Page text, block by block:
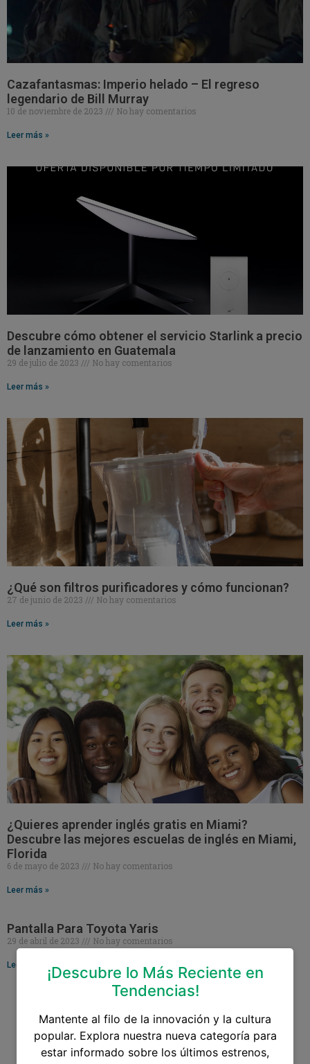
Cazafantasmas: Imperio helado – El regreso
legendario de Bill Murray
10 de noviembre de 2023 No hay comentarios
Leer más »
Descubre cómo obtener el servicio Starlink a precio
de lanzamiento en Guatemala
29 de julio de 2023 No hay comentarios
Leer más »
¿Qué son filtros purificadores y cómo funcionan?
27 de junio de 2023 No hay comentarios
Leer más »
¿Quieres aprender inglés gratis en Miami?
Descubre las mejores escuelas de inglés en Miami,
Florida
6 de mayo de 2023 No hay comentarios
Leer más »
Pantalla Para Toyota Yaris
29 de abril de 2023 No hay comentarios
Leer más » ¡Descubre lo Más Reciente en
Tendencias!
Mantente al filo de la innovación y la cultura
popular. Explora nuestra nueva categoría para
estar informado sobre los últimos estrenos,